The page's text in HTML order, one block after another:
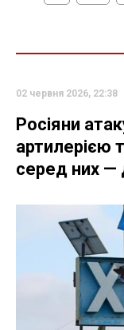
02 червня 2026, 22:38
Росіяни
артилерією
серед них —